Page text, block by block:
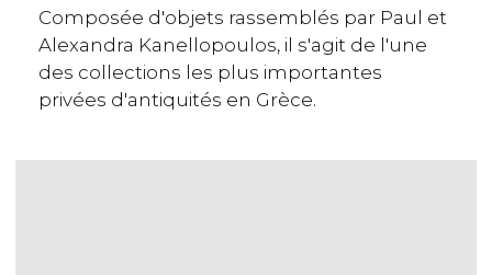
Composée d'objets rassemblés par Paul et
Alexandra Kanellopoulos, il s'agit de l'une
des collections les plus importantes
privées d'antiquités en Grèce.